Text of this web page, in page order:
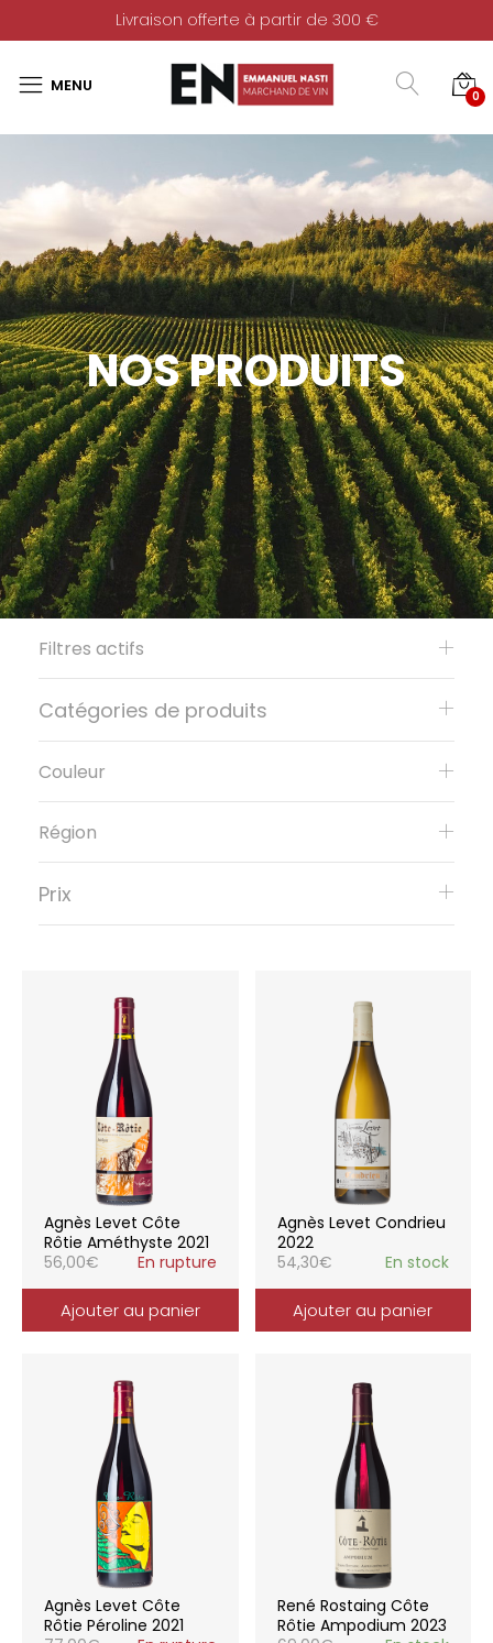
Livraison offerte à partir de 300 €
0
NOS PRODUITS
Agnès Levet Côte
Rôtie Améthyste 2021
56,00€ En rupture
Ajouter au panier
Agnès Levet Condrieu
2022
54,30€ En stock
Ajouter au panier
Agnès Levet Côte
Rôtie Péroline 2021
René Rostaing Côte
Rôtie Ampodium 2023
Filtres actifs
Catégories de produits
Couleur
Région
Prix